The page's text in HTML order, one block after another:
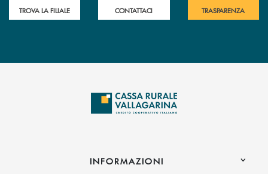
TROVA LA FILIALE CONTATTACI TRASPARENZA
INFORMAZIONI